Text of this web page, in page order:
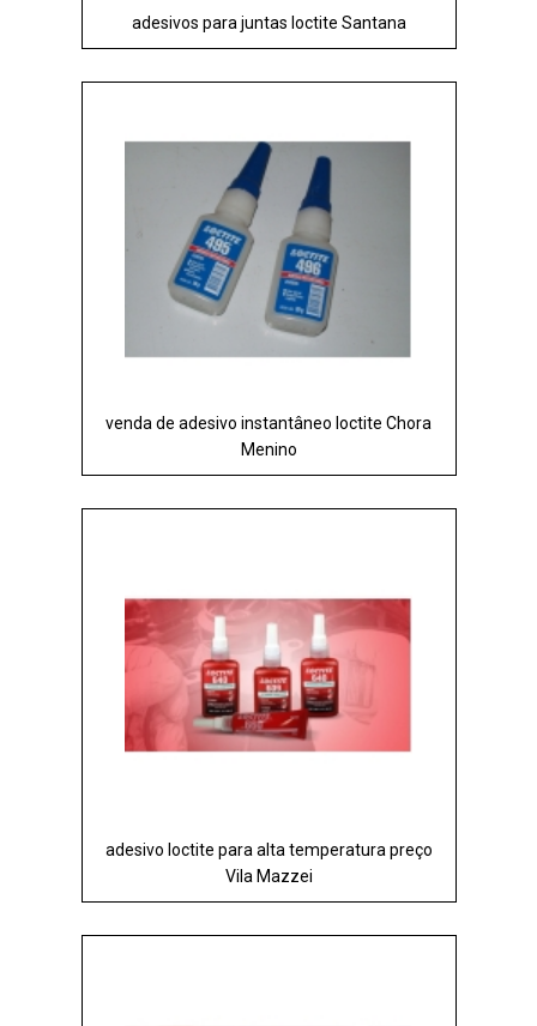
adesivos para juntas loctite Santana
venda de adesivo instantâneo loctite Chora
Menino
adesivo loctite para alta temperatura preço
Vila Mazzei